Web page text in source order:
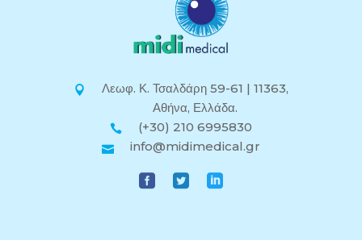
Λεωφ. Κ. Τσαλδάρη 59-61 | 11363,
Αθήνα, Ελλάδα.
(+30) 210 6995830
info@midimedical.gr